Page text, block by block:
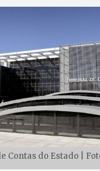
Contas do Estado |